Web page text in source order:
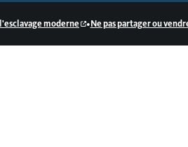
moderne •Ne pas partager ou